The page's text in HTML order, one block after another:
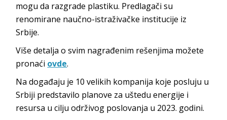
mogu da razgrade plastiku. Predlagači su
renomirane naučno-istraživačke institucije iz
Srbije.
Više detalja o svim nagrađenim rešenjima možete
pronaći ovde.
Na događaju je 10 velikih kompanija koje posluju u
Srbiji predstavilo planove za uštedu energije i
resursa u cilju održivog poslovanja u 2023. godini.